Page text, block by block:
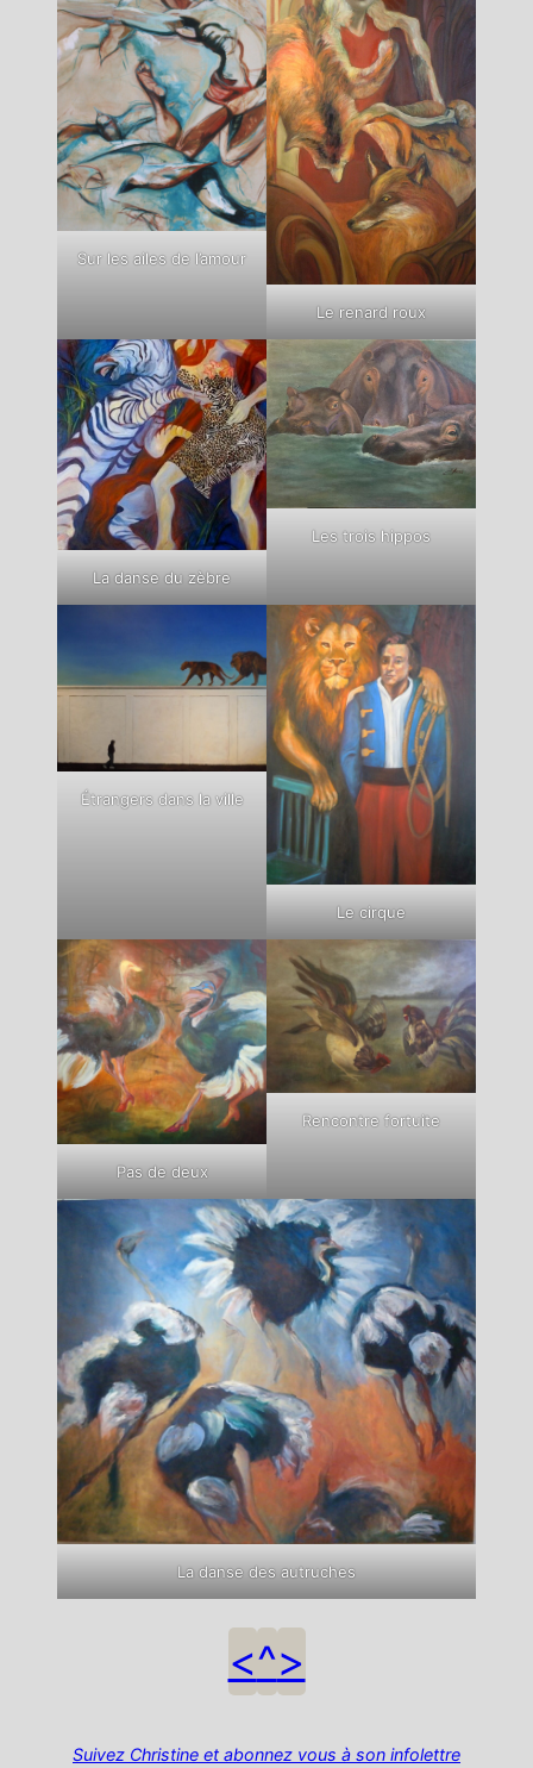
Sur les ailes de l’amour
Le renard roux
La danse du zèbre
Les trois hippos
Étrangers dans la ville
Le cirque
Pas de deux
Rencontre fortuite
La danse des autruches
<^>
Suivez Christine et abonnez vous à son infolettre